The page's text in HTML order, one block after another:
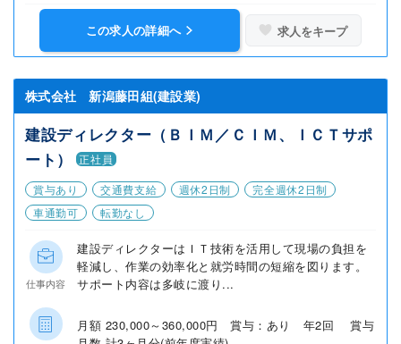
この求人の詳細へ 求人をキープ
株式会社 新潟藤田組(建設業)
建設ディレクター（ＢＩＭ／ＣＩＭ、ＩＣＴサポ
ート）
正社員
賞与あり
交通費支給 週休2日制
完全週休2日制
車通勤可
転勤なし
仕事内容
建設ディレクターはＩＴ技術を活用して現場の負担を
軽減し、作業の効率化と就労時間の短縮を図ります。
サポート内容は多岐に渡り...
月額 230,000～360,000円 賞与：あり 年2回 賞与